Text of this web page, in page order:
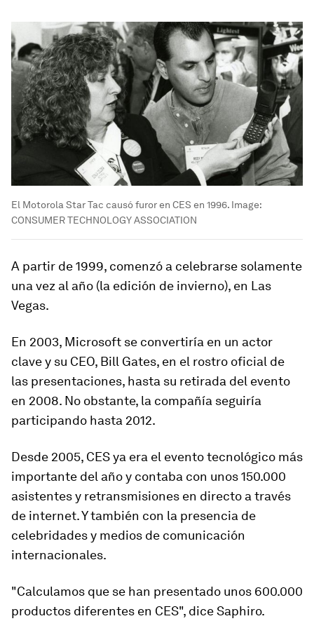
El Motorola Star Tac causó furor en CES en 1996. Image:
CONSUMER TECHNOLOGY ASSOCIATION
A partir de 1999, comenzó a celebrarse solamente
una vez al año (la edición de invierno), en Las
Vegas.
En 2003, Microsoft se convertiría en un actor
clave y su CEO, Bill Gates, en el rostro oficial de
las presentaciones, hasta su retirada del evento
en 2008. No obstante, la compañía seguiría
participando hasta 2012.
Desde 2005, CES ya era el evento tecnológico más
importante del año y contaba con unos 150.000
asistentes y retransmisiones en directo a través
de internet. Y también con la presencia de
celebridades y medios de comunicación
internacionales.
"Calculamos que se han presentado unos 600.000
productos diferentes en CES", dice Saphiro.